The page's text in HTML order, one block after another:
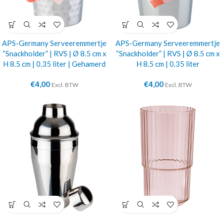
APS-Germany Serveeremmertje
“Snackholder” | RVS | Ø 8.5 cm x
H 8.5 cm | 0.35 liter | Gehamerd
€4,00 Excl. BTW
APS-Germany Serveeremmertje
“Snackholder” | RVS | Ø 8.5 cm x
H 8.5 cm | 0.35 liter
€4,00 Excl. BTW